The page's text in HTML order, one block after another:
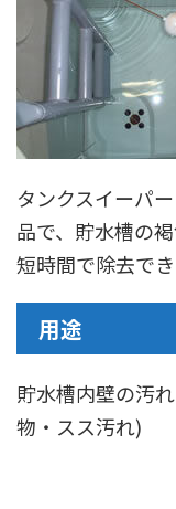
タンクスイーパ
品で、貯水槽の
短時間で除去で
用途
貯水槽内壁の汚
物・スス汚れ)